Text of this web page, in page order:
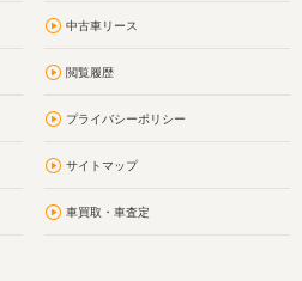
中古車リース
閲覧履歴
プライバシーポリシー
サイトマップ
車買取・車査定